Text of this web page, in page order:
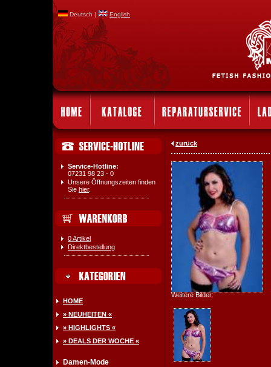
Deutsch | English
Service-Hotline:
07231 98 23 - 0
Unsere Öffnungszeiten finden
Sie hier.
0 Artikel
Direktbestellung
HOME
» NEUHEITEN «
» HIGHLIGHTS «
» DEALS DER WOCHE «
Damen-Mode
zurück
Weitere Bilder: